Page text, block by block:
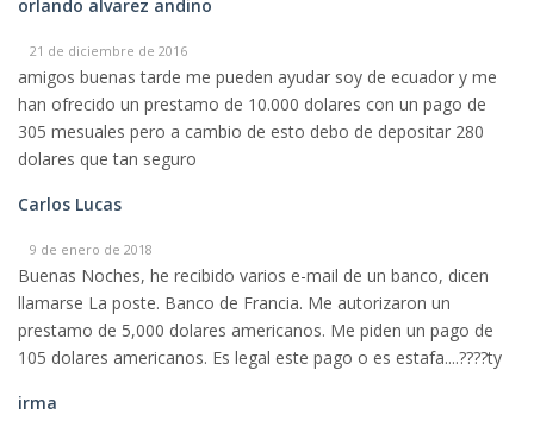
orlando alvarez andino
21 de diciembre de 2016
amigos buenas tarde me pueden ayudar soy de ecuador y me
han ofrecido un prestamo de 10.000 dolares con un pago de
305 mesuales pero a cambio de esto debo de depositar 280
dolares que tan seguro
Carlos Lucas
9 de enero de 2018
Buenas Noches, he recibido varios e-mail de un banco, dicen
llamarse La poste. Banco de Francia. Me autorizaron un
prestamo de 5,000 dolares americanos. Me piden un pago de
105 dolares americanos. Es legal este pago o es estafa....????ty
irma